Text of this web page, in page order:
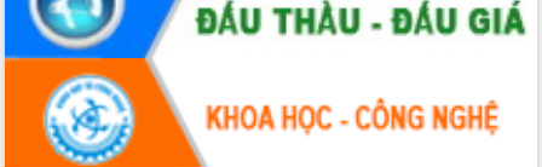
Hội thảo khoa học “Giải pháp thúc đẩy
phát triển nền kinh tế xanh tại tỉnh
Đắk Lắk”
Tăng cường giám sát, đôn đốc thực
hiện nhiệm vụ quản lý tài sản công
hàng tuần